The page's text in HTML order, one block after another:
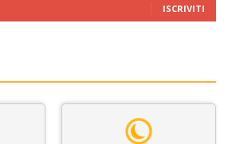
ISCRIVITI